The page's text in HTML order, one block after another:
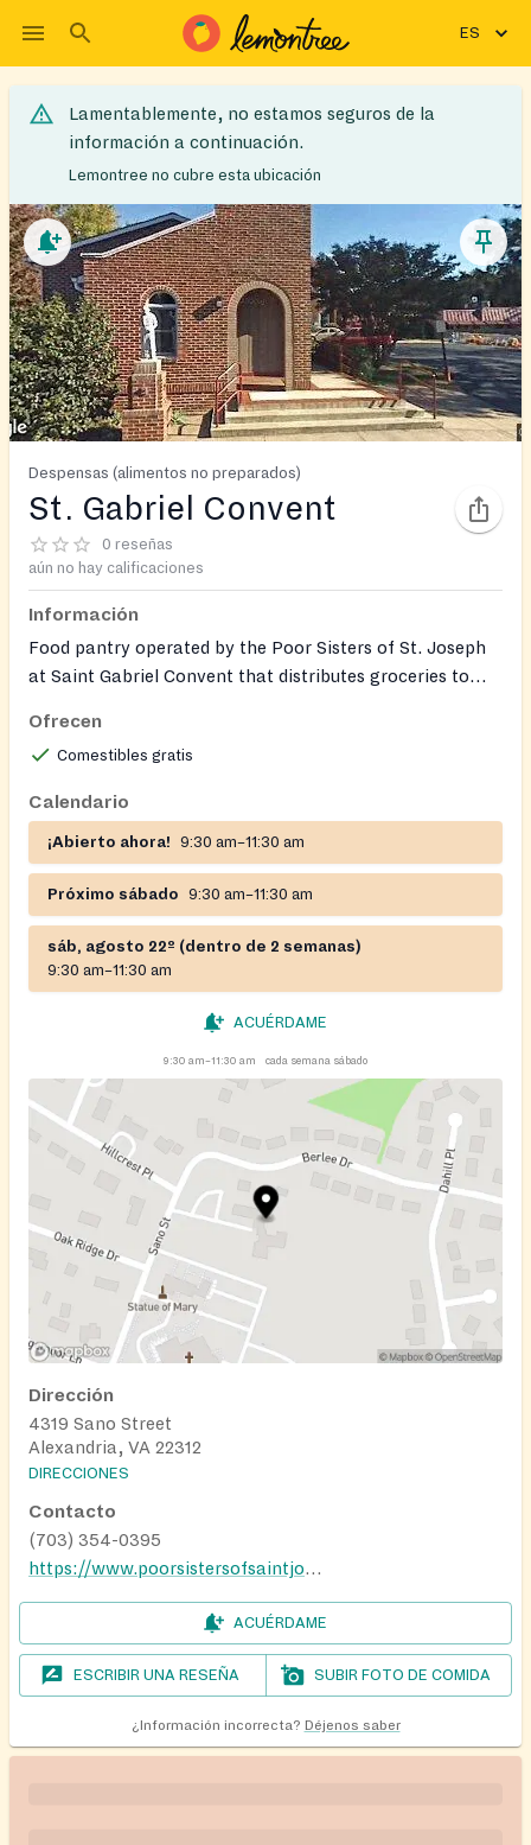
ES
Lamentablemente, no estamos seguros de la
información a continuación.
Lemontree no cubre esta ubicación
Despensas (alimentos no preparados)
St. Gabriel Convent
0 reseñas
aún no hay calificaciones
Información
Food pantry operated by the Poor Sisters of St. Joseph
at Saint Gabriel Convent that distributes groceries to
Ofrecen
Comestibles gratis
Calendario
¡Abierto ahora! 9:30 am–11:30 am
Próximo sábado 9:30 am–11:30 am
sáb, agosto 22º (dentro de 2 semanas)
9:30 am–11:30 am
ACUÉRDAME
9:30 am–11:30 am cada semana sábado
Dirección
4319 Sano Street
Alexandria, VA 22312
DIRECCIONES
Contacto
(703) 354-0395
https://www.poorsistersofsaintjoseph.org/alexandria
ACUÉRDAME
ESCRIBIR UNA RESEÑA SUBIR FOTO DE COMIDA
¿Información incorrecta? Déjenos saber